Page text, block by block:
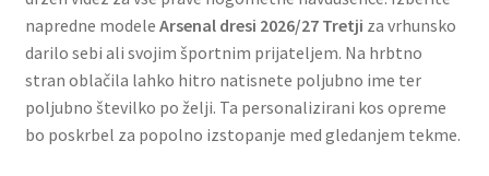
napredne modele Arsenal dresi 2026/27 Tretji za vrhunsko
darilo sebi ali svojim športnim prijateljem. Na hrbtno
stran oblačila lahko hitro natisnete poljubno ime ter
poljubno številko po želji. Ta personalizirani kos opreme
bo poskrbel za popolno izstopanje med gledanjem tekme.